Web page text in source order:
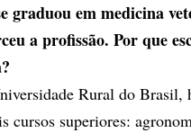
graduou em medicina
a profissão. Por que
Rural do Brasil,
cursos superiores: